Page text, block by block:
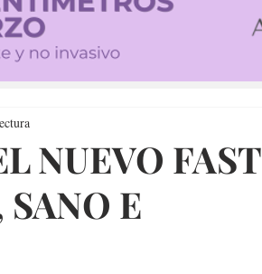
NUEVO FAST
E